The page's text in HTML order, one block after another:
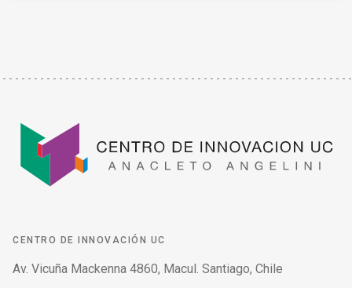
CENTRO DE INNOVACIÓN UC
Av. Vicuña Mackenna 4860, Macul. Santiago, Chile